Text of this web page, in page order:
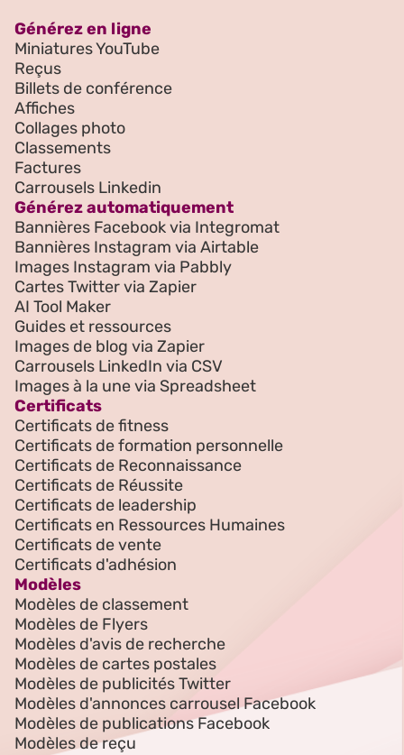
Générez en ligne
Miniatures YouTube
Reçus
Billets de conférence
Affiches
Collages photo
Classements
Factures
Carrousels Linkedin
Générez automatiquement
Bannières Facebook via Integromat
Bannières Instagram via Airtable
Images Instagram via Pabbly
Cartes Twitter via Zapier
AI Tool Maker
Guides et ressources
Images de blog via Zapier
Carrousels LinkedIn via CSV
Images à la une via Spreadsheet
Certificats
Certificats de fitness
Certificats de formation personnelle
Certificats de Reconnaissance
Certificats de Réussite
Certificats de leadership
Certificats en Ressources Humaines
Certificats de vente
Certificats d'adhésion
Modèles
Modèles de classement
Modèles de Flyers
Modèles d'avis de recherche
Modèles de cartes postales
Modèles de publicités Twitter
Modèles d'annonces carrousel Facebook
Modèles de publications Facebook
Modèles de reçu